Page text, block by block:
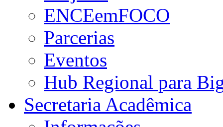
ENCEemFOCO
Parcerias
Eventos
Hub Regional para
Secretaria Acadêmica